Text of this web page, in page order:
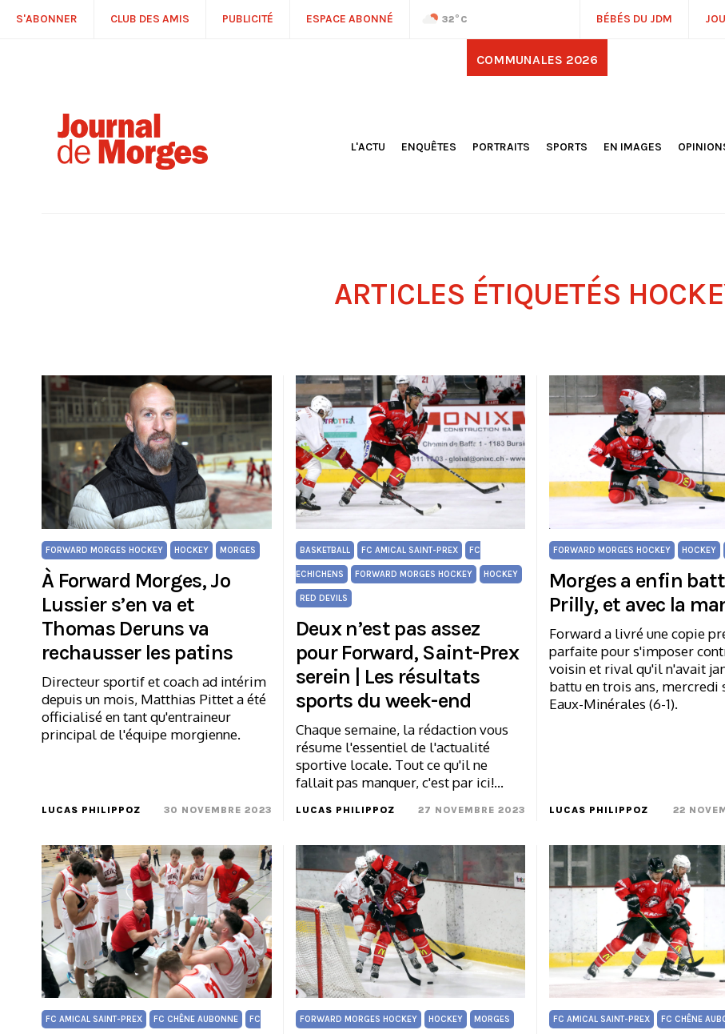
S'ABONNER CLUB DES AMIS PUBLICITÉ ESPACE ABONNÉ 32°C BÉBÉS DU JDM
COMMUNALES 2026
L'ACTU
ENQUÊTES PORTRAITS
SPORTS
EN IMAGES
ARTICLES ÉTIQUETÉS
FORWARD MORGES HOCKEY HOCKEY MORGES
À Forward Morges, Jo
Lussier s’en va et
Thomas Deruns va
rechausser les patins
Directeur sportif et coach ad intérim
depuis un mois, Matthias Pittet a été
officialisé en tant qu'entraineur
principal de l'équipe morgienne.
LUCAS PHILIPPOZ 30 NOVEMBRE 2023
BASKETBALL FC AMICAL SAINT-PREX FC
ECHICHENS FORWARD MORGES HOCKEY HOCKEY
RED DEVILS
Deux n’est pas assez
pour Forward, Saint-Prex
serein | Les résultats
sports du week-end
Chaque semaine, la rédaction vous
résume l'essentiel de l'actualité
sportive locale. Tout ce qu'il ne
fallait pas manquer, c'est par ici!…
LUCAS PHILIPPOZ 27 NOVEMBRE 2023
FORWARD MORGES HOCKEY HOCKEY
Morges a enfin
Prilly, et avec la
Forward a livré une copie
parfaite pour s'imposer
voisin et rival qu'il n'avait
battu en trois ans, mercredi
Eaux-Minérales (6-1).
LUCAS PHILIPPOZ 22
FC AMICAL SAINT-PREX FC CHÊNE AUBONNE FC FORWARD MORGES HOCKEY HOCKEY MORGES FC AMICAL SAINT-PREX FC CHÊNE